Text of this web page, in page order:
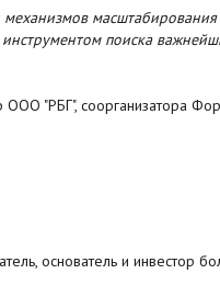
механизмов
инструментом поиска
ООО "РБГ", соорганизатора
основатель и